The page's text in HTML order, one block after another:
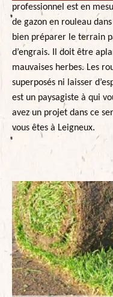
professionnel est en
de gazon en rouleau
bien préparer le terrain
d’engrais. Il doit être
mauvaises herbes. Les
superposés ni laisser
est un paysagiste à qui
avez un projet dans ce
vous êtes à Leigneux.